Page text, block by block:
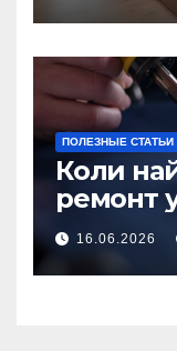
ПОЛЕЗНЫЕ СТАТЬИ
Коли
ремонт
та16.06.2026